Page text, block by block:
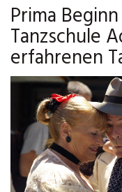
Prima
Tanzschule
erfahrenen